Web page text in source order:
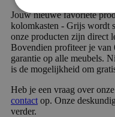
Jouw nieuwe favoriete
kolomkasten - Grijs wordt
onze producten zijn direct
Bovendien profiteer je van
garantie op alle meubels.
is de mogelijkheid om
Heb je een vraag over
contact op. Onze
verder.